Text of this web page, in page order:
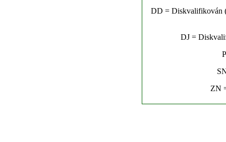
DD = Diskvalifikován
DJ =
ZN